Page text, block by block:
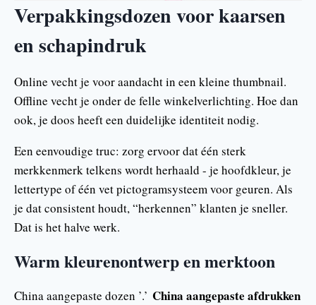
Verpakkingsdozen voor kaarsen
en schapindruk
Online vecht je voor aandacht in een kleine thumbnail.
Offline vecht je onder de felle winkelverlichting. Hoe dan
ook, je doos heeft een duidelijke identiteit nodig.
Een eenvoudige truc: zorg ervoor dat één sterk
merkkenmerk telkens wordt herhaald - je hoofdkleur, je
lettertype of één vet pictogramsysteem voor geuren. Als
je dat consistent houdt, “herkennen” klanten je sneller.
Dat is het halve werk.
Warm kleurenontwerp en merktoon
China aangepaste dozen ’.’ China aangepaste afdrukken